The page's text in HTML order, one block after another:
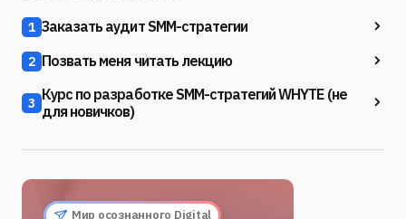
1 Заказать аудит SMM-стратегии
2 Позвать меня читать лекцию
3 Курс по разработке SMM-стратегий WHYTE (не
для новичков)
Мир осознанного Digital